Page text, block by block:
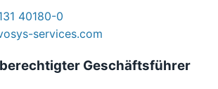
40180-0
services.com
Geschäftsführer